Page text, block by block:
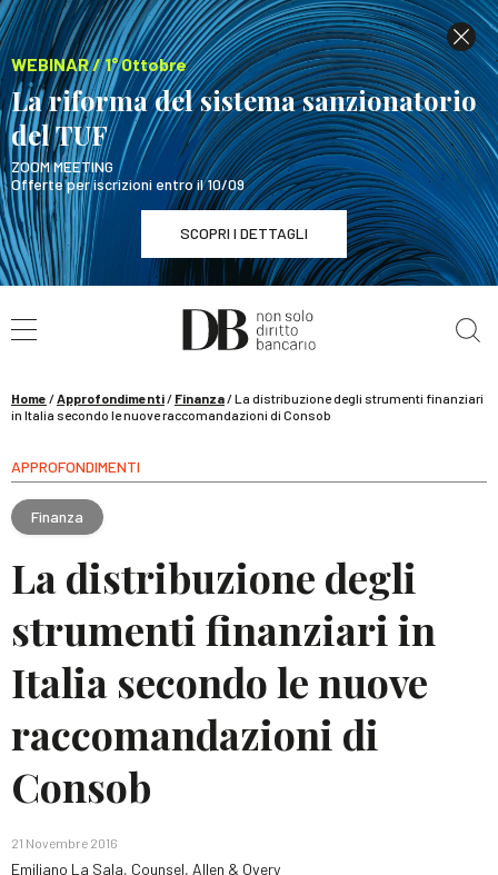
WEBINAR / 1° Ottobre
La riforma del sistema sanzionatorio
del TUF
ZOOM MEETING
Offerte per iscrizioni entro il 10/09
SCOPRI I DETTAGLI
WEBINAR / 1° Ottobre
La riforma del sistema sanzionatorio del TUF
Home /Approfondimenti/ Finanza/La distribuzione degli strumenti finanziari
in Italia secondo le nuove raccomandazioni di Consob
APPROFONDIMENTI
Finanza
La distribuzione degli
strumenti finanziari in
Italia secondo le nuove
raccomandazioni di
Consob
21 Novembre 2016
Emiliano La Sala, Counsel, Allen & Overy